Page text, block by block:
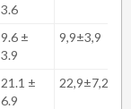
3.6
9.6 ±
3.9
9,9±3,9
21.1 ±
6.9
22,9±7,2